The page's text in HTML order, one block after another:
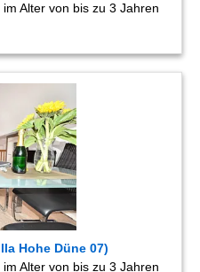
Alter von bis zu 3 Jahren
Hohe Düne 07)
Alter von bis zu 3 Jahren